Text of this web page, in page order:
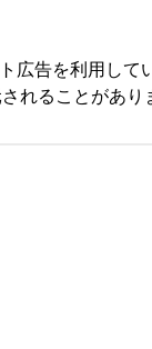
広告を利用して
れることがあり